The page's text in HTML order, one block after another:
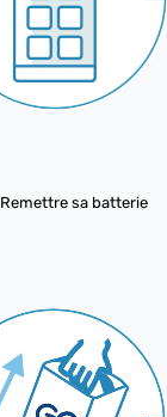
Remettre sa batterie